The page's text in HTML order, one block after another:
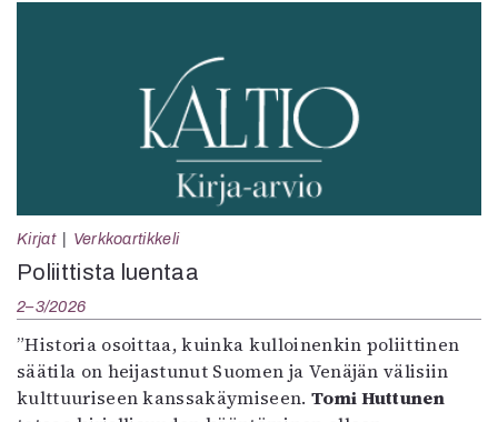
Kirjat Verkkoartikkeli
Poliittista luentaa
2–3/2026
”Historia osoittaa, kuinka kulloinenkin poliittinen
säätila on heijastunut Suomen ja Venäjän välisiin
kulttuuriseen kanssakäymiseen. Tomi Huttunen